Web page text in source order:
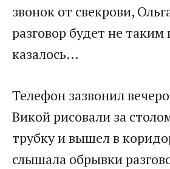
звонок от свекрови,
разговор будет не
казалось…
Телефон зазвонил
Викой рисовали за
трубку и вышел в
слышала обрывки